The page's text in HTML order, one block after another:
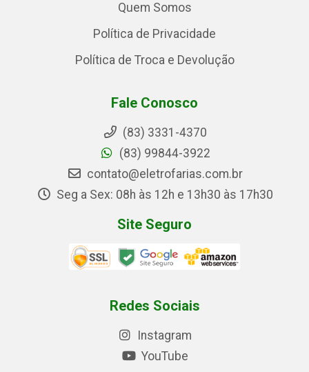
Quem Somos
Política de Privacidade
Política de Troca e Devolução
Fale Conosco
(83) 3331-4370
(83) 99844-3922
contato@eletrofarias.com.br
Seg a Sex: 08h às 12h e 13h30 às 17h30
Site Seguro
Redes Sociais
Instagram
YouTube